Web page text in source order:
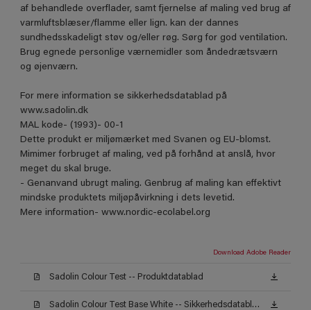
af behandlede overflader, samt fjernelse af maling ved brug af
varmluftsblæser/flamme eller lign. kan der dannes
sundhedsskadeligt støv og/eller røg. Sørg for god ventilation.
Brug egnede personlige værnemidler som åndedrætsværn
og øjenværn.
For mere information se sikkerhedsdatablad på
www.sadolin.dk
MAL kode- (1993)- 00-1
Dette produkt er miljømærket med Svanen og EU-blomst.
Mimimer forbruget af maling, ved på forhånd at anslå, hvor
meget du skal bruge.
- Genanvand ubrugt maling. Genbrug af maling kan effektivt
mindske produktets miljøpåvirkning i dets levetid.
Mere information- www.nordic-ecolabel.org
Download Adobe Reader
Sadolin Colour Test -- Produktdatablad
Sadolin Colour Test Base White -- Sikkerhedsdatablad